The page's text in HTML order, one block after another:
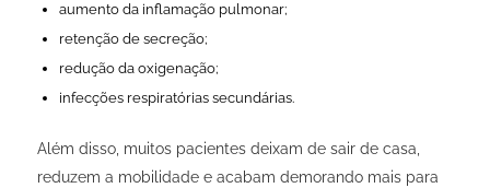
aumento da inflamação pulmonar;
retenção de secreção;
redução da oxigenação;
infecções respiratórias secundárias.
Além disso, muitos pacientes deixam de sair de casa,
reduzem a mobilidade e acabam demorando mais para